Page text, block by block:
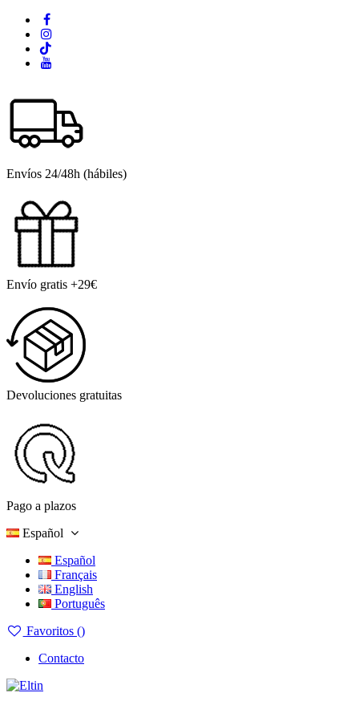
Envíos 24/48h (hábiles)
Envío gratis +29€
Devoluciones gratuitas
Pago a plazos
Español
Español
Français
English
Português
Favoritos ()
Contacto